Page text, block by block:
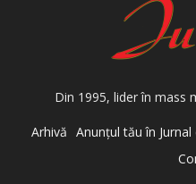
Din 1995, lider în mass
Arhivă Anunţul tău în